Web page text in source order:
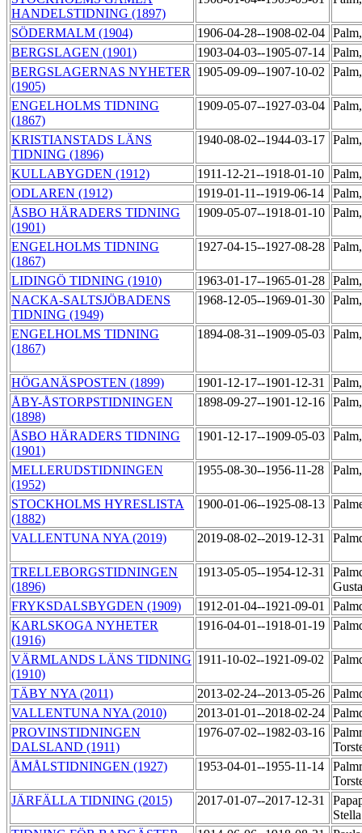
HANDELSTIDNING (1897)
SÖDERMALM (1904) 1906-04-28--1908-02-04
BERGSLAGEN (1901)
1903-04-03--1905-07-14
BERGSLAGERNAS NYHETER
(1905)
1905-09-09--1907-10-02
ENGELHOLMS TIDNING
(1867)
1909-05-07--1927-03-04
KRISTIANSTADS LÄNS
TIDNING (1896)
1940-08-02--1944-03-17
KULLABYGDEN (1912) 1911-12-21--1918-01-10
ODLAREN (1912)
1919-01-11--1919-06-14
ÅSBO HÄRADERS TIDNING
(1901)
1909-05-07--1918-01-10
ENGELHOLMS TIDNING
(1867)
1927-04-15--1927-08-28
LIDINGÖ TIDNING (1910) 1963-01-17--1965-01-28
NACKA-SALTSJÖBADENS
TIDNING (1949)
1968-12-05--1969-01-30
ENGELHOLMS TIDNING
(1867)
1894-08-31--1909-05-03
HÖGANÄSPOSTEN (1899) 1901-12-17--1901-12-31
ÅBY-ÅSTORPSTIDNINGEN
(1898)
1898-09-27--1901-12-16
ÅSBO HÄRADERS TIDNING
(1901)
1901-12-17--1909-05-03
MELLERUDSTIDNINGEN
(1952)
1955-08-30--1956-11-28
STOCKHOLMS HYRESLISTA
(1882)
1900-01-06--1925-08-13
VALLENTUNA NYA (2019) 2019-08-02--2019-12-31
TRELLEBORGSTIDNINGEN
(1896)
1913-05-05--1954-12-31
FRYKSDALSBYGDEN (1909)
1912-01-04--1921-09-01
KARLSKOGA NYHETER
(1916)
1916-04-01--1918-01-19
VÄRMLANDS LÄNS TIDNING
(1910)
1911-10-02--1921-09-02
TÄBY NYA (2011) 2013-02-24--2013-05-26
VALLENTUNA NYA (2010)
2013-01-01--2018-02-24
PROVINSTIDNINGEN
DALSLAND (1911)
1976-07-02--1982-03-16
ÅMÅLSTIDNINGEN (1927)
1953-04-01--1955-11-14
JÄRFÄLLA TIDNING (2015)
2017-01-07--2017-12-31